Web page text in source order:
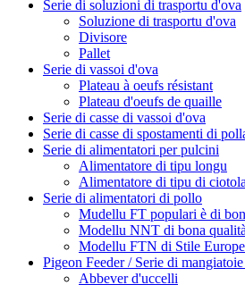
Serie di soluzioni di trasportu d'ova
Soluzione di trasportu d'ova
Divisore
Pallet
Serie di vassoi d'ova
Plateau à oeufs résistant
Plateau d'oeufs de quaille
Serie di casse di vassoi d'ova
Serie di casse di spostamenti di
Serie di alimentatori per pulcini
Alimentatore di tipu longu
Alimentatore di tipu di ciotola
Serie di alimentatori di pollo
Mudellu FT populari è di
Modellu NNT di bona qualità
Modellu FTN di Stile
Pigeon Feeder / Serie di
Abbever d'uccelli